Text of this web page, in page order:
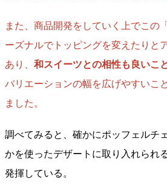
また、商品開発をしていく上でこの
ーズナルでトッピングを変えたりと
あり、 和スイーツとの相性も良いこ
バリエーションの幅を広げやすいこ
ました。
調べてみると、確かにポッフェルチ
かを使ったデザートに取り入れられ
発揮している。